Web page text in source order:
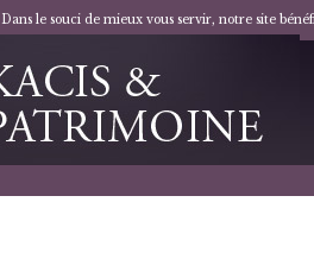
Dans le souci de mieux vous servir, notre site